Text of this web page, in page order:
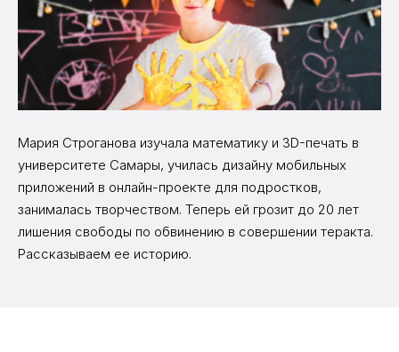
Мария Строганова изучала математику и 3D-печать в
университете Самары, училась дизайну мобильных
приложений в онлайн-проекте для подростков,
занималась творчеством. Теперь ей грозит до 20 лет
лишения свободы по обвинению в совершении теракта.
Рассказываем ее историю.